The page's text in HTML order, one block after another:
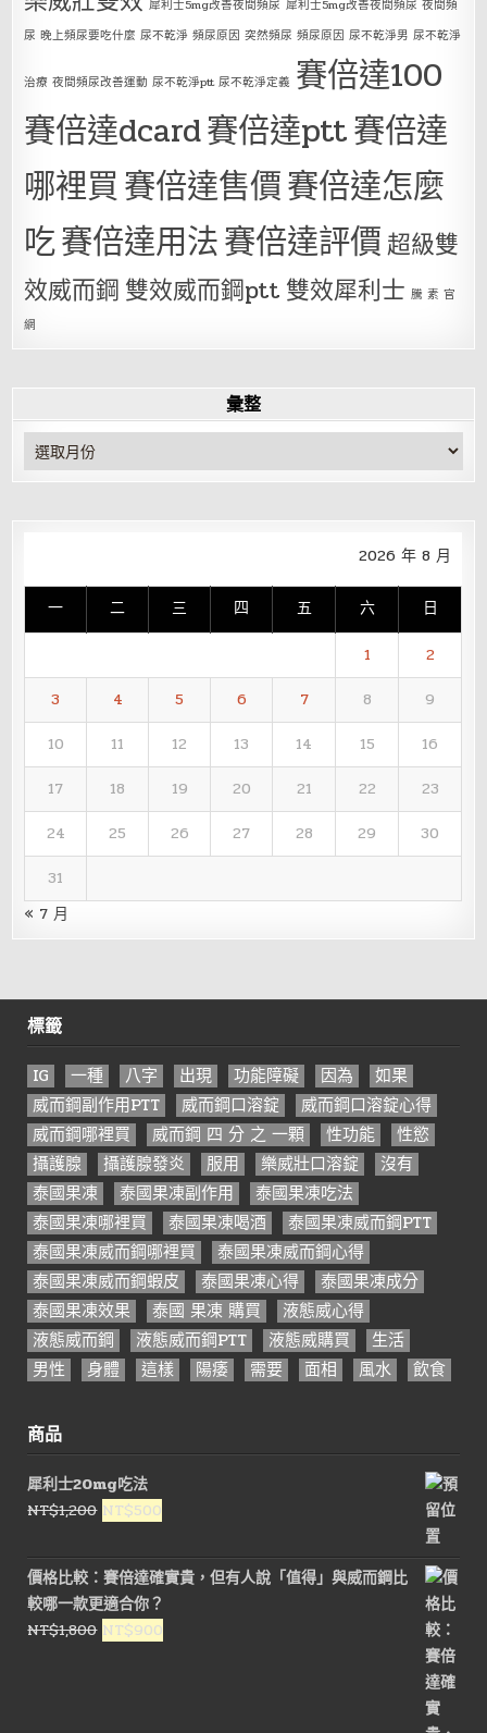
犀利士5mg改善夜間頻尿 犀利士5mg改善夜間頻尿 夜間頻
尿 晚上頻尿要吃什麼 尿不乾淨 頻尿原因 突然頻尿 頻尿原因 尿不乾淨男 尿不乾淨
治療 夜間頻尿改善運動 尿不乾淨ptt 尿不乾淨定義 賽倍達100
賽倍達dcard賽倍達ptt賽倍達
哪裡買賽倍達售價賽倍達怎麼
吃賽倍達用法賽倍達評價超級雙
效威而鋼 雙效威而鋼ptt 雙效犀利士 騰 素 官
網
彙整
彙
整
2026 年 8 月
一 二 三 四 五 六 日
1
2
3
4 5 6 7 8
9
10
11 12 13 14 15
16
17
18 19 20 21 22
23
24
25 26 27 28 29
30
31
« 7 月
標籤
IG 一種 八字 出現 功能障礙 因為
如果
威而鋼副作用PTT
威而鋼口溶錠
威而鋼口溶錠心得
威而鋼哪裡買
威而鋼 四 分 之 一顆 性功能
性慾
攝護腺
攝護腺發炎 服用 樂威壯口溶錠
沒有
泰國果凍
泰國果凍副作用
泰國果凍吃法
泰國果凍哪裡買
泰國果凍喝酒
泰國果凍威而鋼PTT
泰國果凍威而鋼哪裡買
泰國果凍威而鋼心得
泰國果凍威而鋼蝦皮
泰國果凍心得
泰國果凍成分
泰國果凍效果
泰國 果凍 購買
液態威心得
液態威而鋼
液態威而鋼PTT 液態威購買
生活
男性
身體 這樣 陽痿 需要 面相 風水 飲食
商品
犀利士20mg吃法
NT$1,200 原
價
格：
NT$1,200。
NT$500
價
格：
NT$500。
價格比較：賽倍達確實貴，但有人說「值得」與威而鋼比
較哪一款更適合你？
NT$1,800 原
NT$900